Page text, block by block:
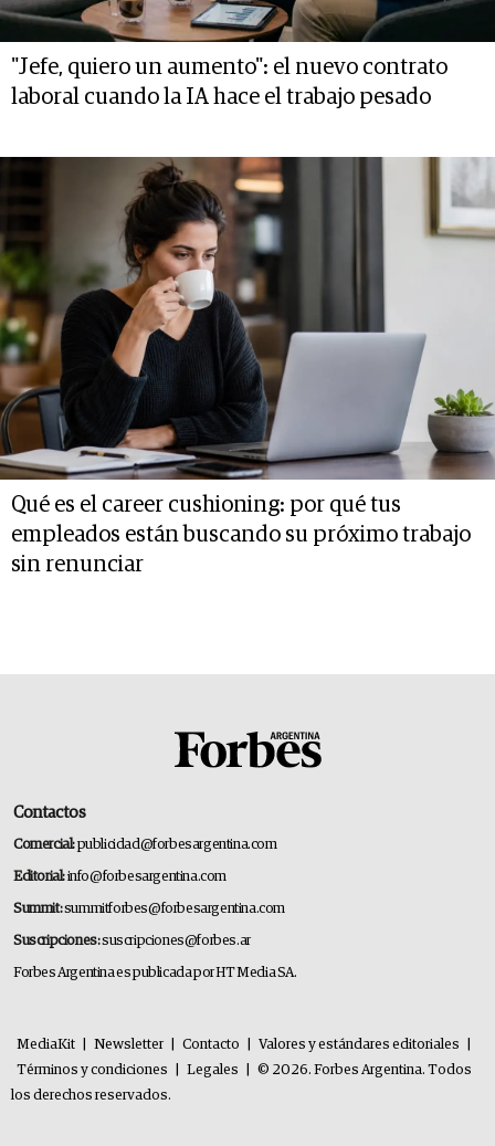
"Jefe, quiero un aumento": el nuevo contrato
laboral cuando la IA hace el trabajo pesado
Qué es el career cushioning: por qué tus
empleados están buscando su próximo trabajo
sin renunciar
Contactos
Comercial:publicidad@forbesargentina.com
Editorial:info@forbesargentina.com
Summit:summitforbes@forbesargentina.com
Suscripciones:suscripciones@forbes.ar
Forbes Argentina es publicada por HT Media SA.
MediaKit Newsletter Contacto Valores y estándares editoriales
Términos y condiciones
Legales
© 2026. Forbes Argentina. Todos
los derechos reservados.